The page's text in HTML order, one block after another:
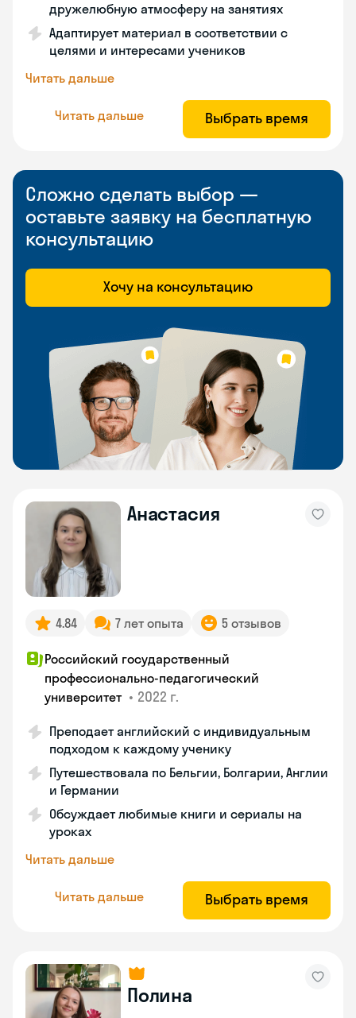
дружелюбную атмосферу на занятиях
Адаптирует материал в соответствии с
целями и интересами учеников
Читать дальше
Читать дальше Выбрать время
Сложно сделать выбор —
оставьте заявку на бесплатную
консультацию
Хочу на консультацию
Анастасия
4.84 7 лет опыта 5 отзывов
Российский государственный
профессионально-педагогический
университет • 2022 г.
Преподает английский с индивидуальным
подходом к каждому ученику
Путешествовала по Бельгии, Болгарии, Англии
и Германии
Обсуждает любимые книги и сериалы на
уроках
Читать дальше
Читать дальше Выбрать время
Полина